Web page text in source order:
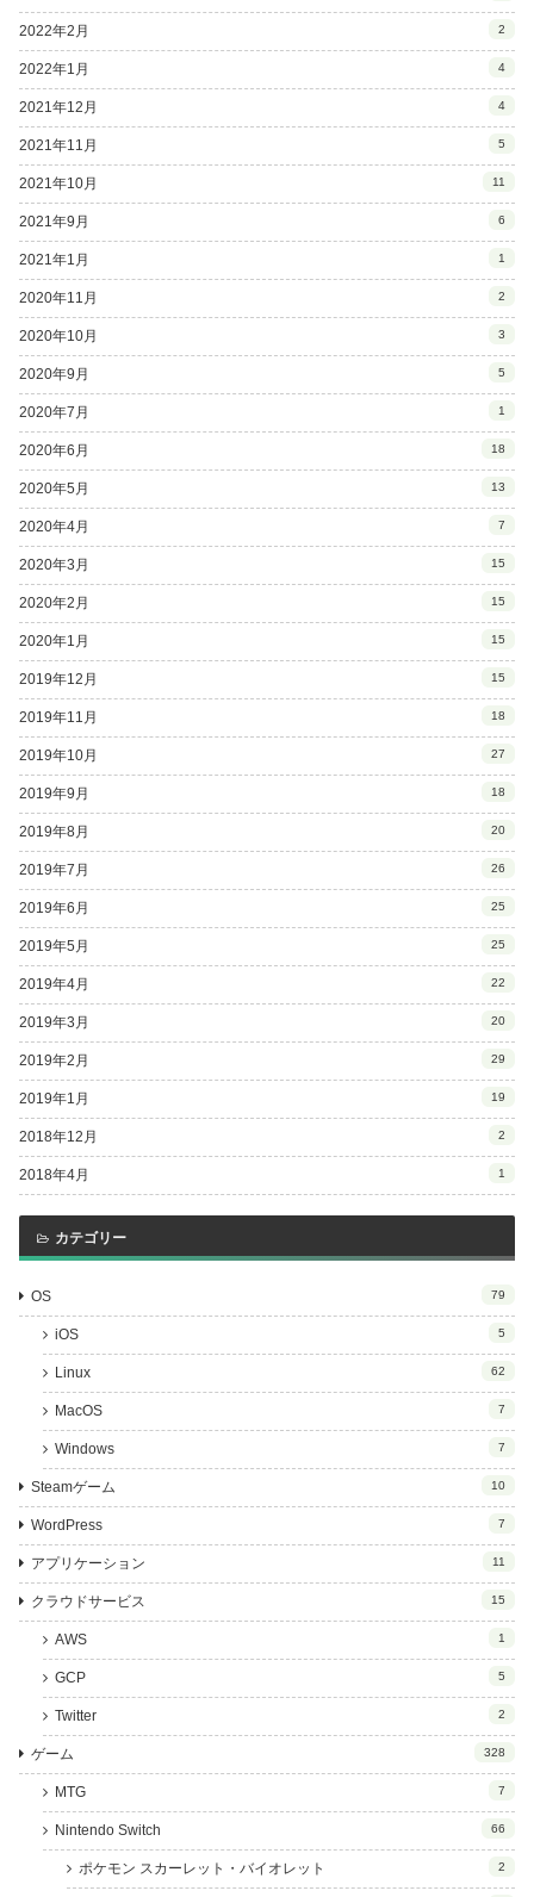
2022年2月 2
2022年1月 4
2021年12月 4
2021年11月 5
2021年10月 11
2021年9月 6
2021年1月 1
2020年11月 2
2020年10月 3
2020年9月 5
2020年7月 1
2020年6月 18
2020年5月 13
2020年4月 7
2020年3月 15
2020年2月 15
2020年1月 15
2019年12月 15
2019年11月 18
2019年10月 27
2019年9月 18
2019年8月 20
2019年7月 26
2019年6月 25
2019年5月 25
2019年4月 22
2019年3月 20
2019年2月 29
2019年1月 19
2018年12月 2
2018年4月 1
カテゴリー
OS 79
iOS 5
Linux 62
MacOS 7
Windows 7
Steamゲーム 10
WordPress 7
アプリケーション 11
クラウドサービス 15
AWS 1
GCP 5
Twitter 2
ゲーム 328
MTG 7
Nintendo Switch 66
ポケモン スカーレット・バイオレット 2